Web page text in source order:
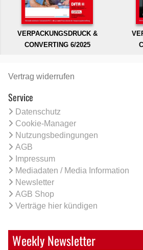
VERPACKUNGSDRUCK &
CONVERTING 6/2025
Vertrag widerrufen
Service
Datenschutz
Cookie-Manager
Nutzungsbedingungen
AGB
Impressum
Mediadaten / Media Information
Newsletter
AGB Shop
Verträge hier kündigen
Weekly Newsletter